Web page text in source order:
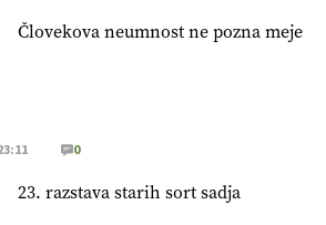
@EUAgri #IMCAP #CAP
Danes ni pomembna le količina
Človekova neumnost ne pozna meje
0
23. razstava starih sort sadja